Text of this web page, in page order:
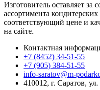
Изготовитель оставляет за
ассортимента
соответствующий цене и
на сайте.
Контактная
+7 (8452) 34-51-55
+7 (905) 384-51-55
info-saratov@m-
410012, г. Саратов,